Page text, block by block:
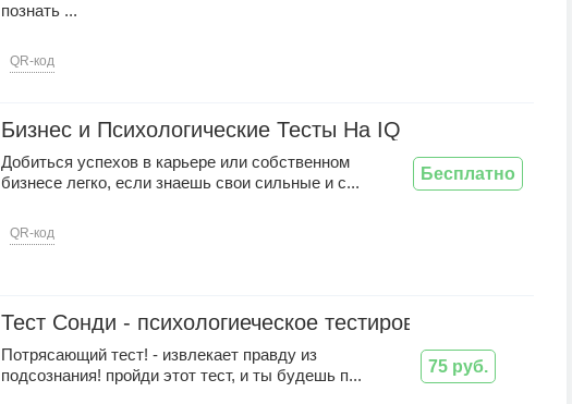
познать ...
QR-код
Бизнес и Психологические Тесты На IQ
Добиться успехов в карьере или собственном
бизнесе легко, если знаешь свои сильные и с...
QR-код
Бесплатно
Тест Сонди - психологиеческое тестирование
Потрясающий тест! - извлекает правду из
подсознания! пройди этот тест, и ты будешь п...
75 руб.